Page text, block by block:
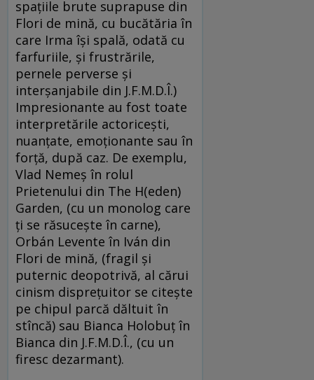
spaţiile brute suprapuse din
Flori de mină, cu bucătăria în
care Irma îşi spală, odată cu
farfuriile, şi frustrările,
pernele perverse şi
interşanjabile din J.F.M.D.Î.)
Impresionante au fost toate
interpretările actoriceşti,
nuanţate, emoţionante sau în
forţă, după caz. De exemplu,
Vlad Nemeş în rolul
Prietenului din The H(eden)
Garden, (cu un monolog care
ţi se răsuceşte în carne),
Orbán Levente în Iván din
Flori de mină, (fragil şi
puternic deopotrivă, al cărui
cinism dispreţuitor se citeşte
pe chipul parcă dăltuit în
stîncă) sau Bianca Holobuţ în
Bianca din J.F.M.D.Î., (cu un
firesc dezarmant).